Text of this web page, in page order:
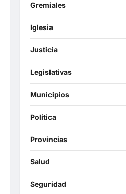
Gremiales
Iglesia
Justicia
Legislativas
Municipios
Política
Provincias
Salud
Seguridad